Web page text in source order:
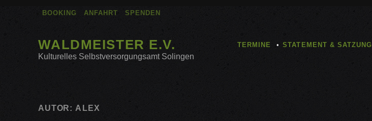
BOOKING ANFAHRT SPENDEN
WALDMEISTER E.V.
Kulturelles Selbstversorgungsamt Solingen
TERMINE STATEMENT & SATZUNG
AUTOR: ALEX